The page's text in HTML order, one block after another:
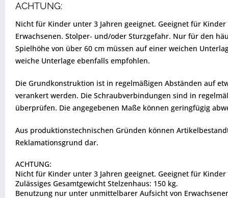
ACHTUNG:
Nicht für Kinder unter 3 Jahren geeignet. Geeignet für
Erwachsenen. Stolper- und/oder Sturzgefahr. Nur für den
Spielhöhe von über 60 cm müssen auf einer weichen
weiche Unterlage ebenfalls empfohlen.
Die Grundkonstruktion ist in regelmäßigen Abständen auf
verankert werden. Die Schraubverbindungen sind in
überprüfen. Die angegebenen Maße können geringfügig
Aus produktionstechnischen Gründen können
Reklamationsgrund dar.
ACHTUNG:
Nicht für Kinder unter 3 Jahren geeignet. Geeignet für Kinder
Zulässiges Gesamtgewicht Stelzenhaus: 150 kg.
Benutzung nur unter unmittelbarer Aufsicht von